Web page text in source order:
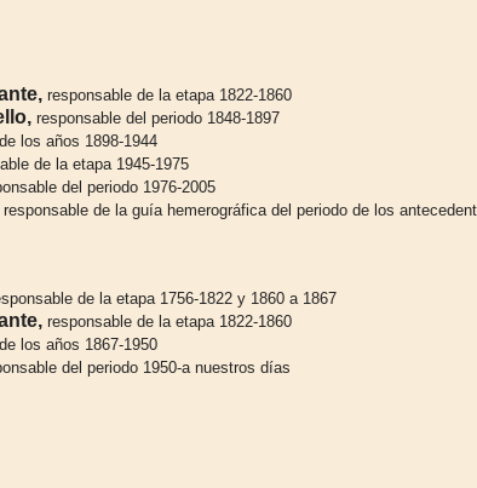
responsable de la etapa 1822-1860
responsable del periodo 1848-1897
los años 1898-1944
de la etapa 1945-1975
del periodo 1976-2005
responsable de la guía hemerográfica del periodo de los
de la etapa 1756-1822 y 1860 a 1867
responsable de la etapa 1822-1860
los años 1867-1950
del periodo 1950-a nuestros días